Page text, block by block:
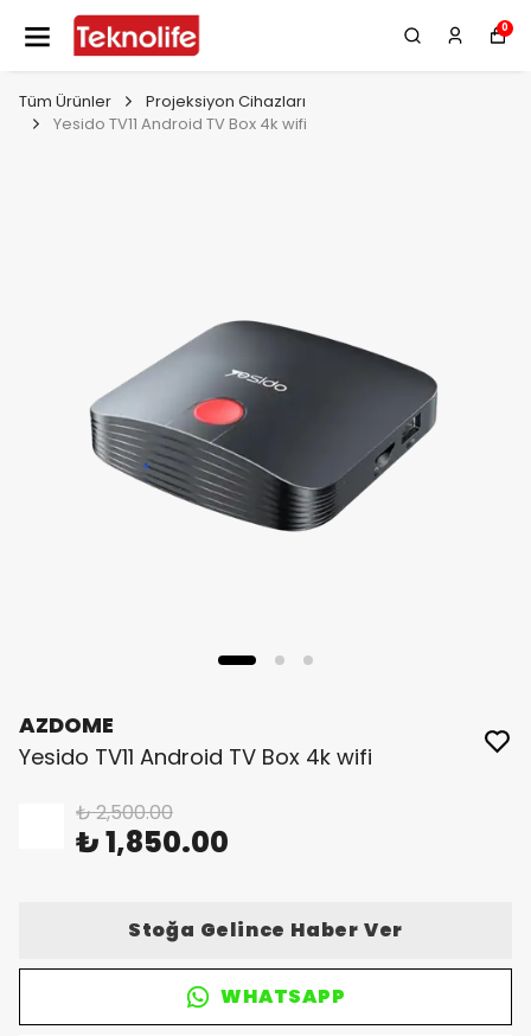
0
Tüm Ürünler
Projeksiyon Cihazları
Yesido TV11 Android TV Box 4k wifi
AZDOME
Yesido TV11 Android TV Box 4k wifi
₺ 2,500.00
₺ 1,850.00
Stoğa Gelince Haber Ver
WHATSAPP